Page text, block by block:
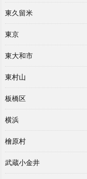
東久留米
東京
東大和市
東村山
板橋区
横浜
檜原村
武蔵小金井